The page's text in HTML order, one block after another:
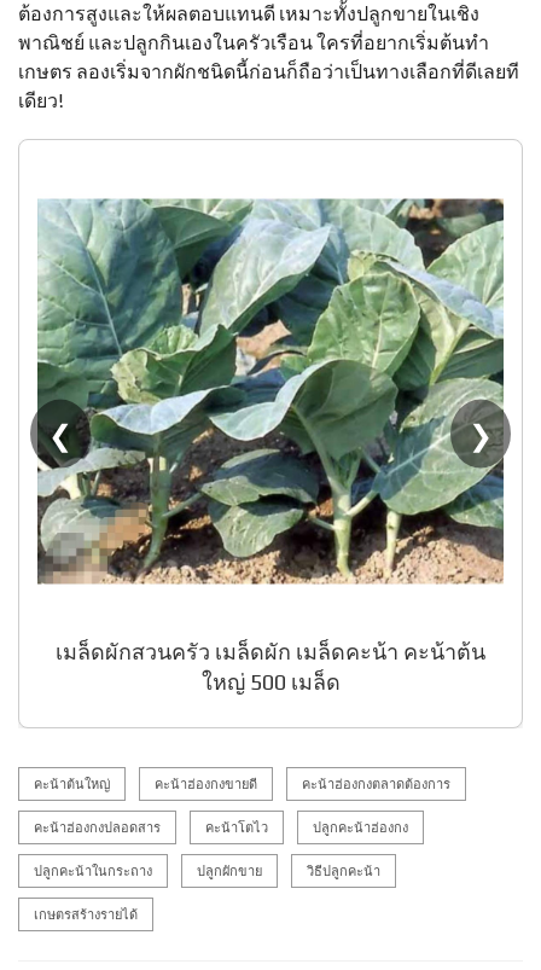
ต้องการสูงและให้ผลตอบแทนดี เหมาะทั้งปลูกขายในเชิง
พาณิชย์ และปลูกกินเองในครัวเรือน ใครที่อยากเริ่มต้นทำ
เกษตร ลองเริ่มจากผักชนิดนี้ก่อนก็ถือว่าเป็นทางเลือกที่ดีเลยที
เดียว!
เมล็ดผักสวนครัว เมล็ดผัก เมล็ดคะน้า คะน้าต้น
ใหญ่ 500 เมล็ด
❮ ❯
คะน้าต้นใหญ่ คะน้าฮ่องกงขายดี คะน้าฮ่องกงตลาดต้องการ
คะน้าฮ่องกงปลอดสาร คะน้าโตไว ปลูกคะน้าฮ่องกง
ปลูกคะน้าในกระถาง ปลูกผักขาย วิธีปลูกคะน้า
เกษตรสร้างรายได้